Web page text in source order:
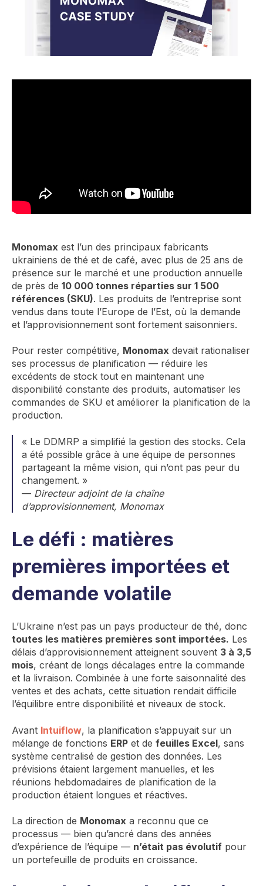
Monomax est l’un des principaux fabricants
ukrainiens de thé et de café, avec plus de 25 ans de
présence sur le marché et une production annuelle
de près de 10 000 tonnes réparties sur 1 500
références (SKU). Les produits de l’entreprise sont
vendus dans toute l’Europe de l’Est, où la demande
et l’approvisionnement sont fortement saisonniers.
Pour rester compétitive, Monomax devait rationaliser
ses processus de planification — réduire les
excédents de stock tout en maintenant une
disponibilité constante des produits, automatiser les
commandes de SKU et améliorer la planification de la
production.
« Le DDMRP a simplifié la gestion des stocks. Cela
a été possible grâce à une équipe de personnes
partageant la même vision, qui n’ont pas peur du
changement. »
— Directeur adjoint de la chaîne
d’approvisionnement, Monomax
Le défi : matières
premières importées et
demande volatile
L’Ukraine n’est pas un pays producteur de thé, donc
toutes les matières premières sont importées. Les
délais d’approvisionnement atteignent souvent 3 à 3,5
mois, créant de longs décalages entre la commande
et la livraison. Combinée à une forte saisonnalité des
ventes et des achats, cette situation rendait difficile
l’équilibre entre disponibilité et niveaux de stock.
Avant Intuiflow, la planification s’appuyait sur un
mélange de fonctions ERP et de feuilles Excel, sans
système centralisé de gestion des données. Les
prévisions étaient largement manuelles, et les
réunions hebdomadaires de planification de la
production étaient longues et réactives.
La direction de Monomax a reconnu que ce
processus — bien qu’ancré dans des années
d’expérience de l’équipe — n’était pas évolutif pour
un portefeuille de produits en croissance.